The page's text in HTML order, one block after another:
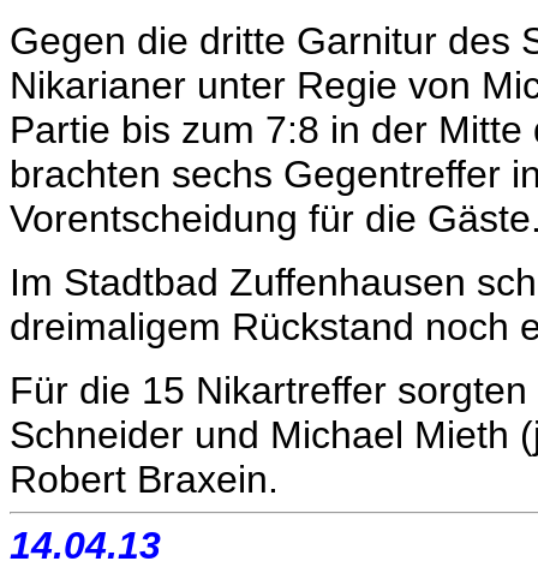
Gegen die dritte Garnitur des
Nikarianer unter Regie von
Partie bis zum 7:8 in der
brachten sechs Gegentreffer
Vorentscheidung für die
Im Stadtbad Zuffenhausen
dreimaligem Rückstand noch
Für die 15 Nikartreffer
Schneider und Michael Mieth
Robert Braxein.
14.04.13